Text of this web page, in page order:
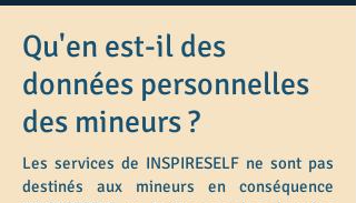
Qu'en est-il des
données personnelles
des mineurs ?
Les services de INSPIRESELF ne sont pas
destinés aux mineurs en conséquence